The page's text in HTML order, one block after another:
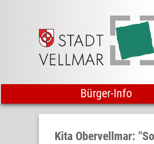
Bürger-Info
Kita Obervellmar: